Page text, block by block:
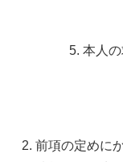
本人
前項の定めに